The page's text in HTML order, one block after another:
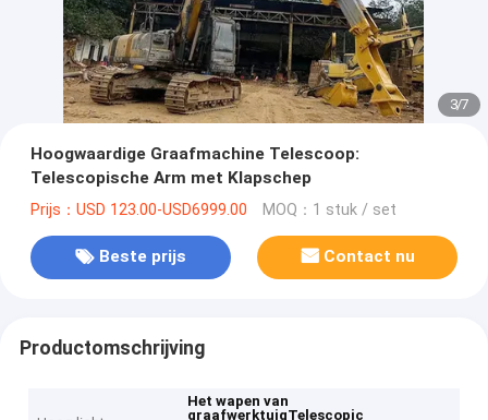
3/7
Hoogwaardige Graafmachine Telescoop:
Telescopische Arm met Klapschep
Prijs：USD 123.00-USD6999.00 MOQ：1 stuk / set
Beste prijs Contact nu
Productomschrijving
Het wapen van
graafwerktuigTelescopic